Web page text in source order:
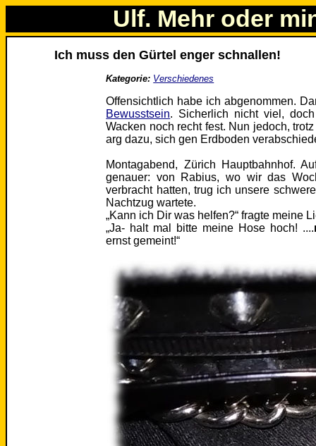
Ulf. Mehr oder
Ich muss den Gürtel enger schnallen!
Kategorie: Verschiedenes
Offensichtlich habe ich abgenommen.
Bewusstsein. Sicherlich nicht viel,
Wacken noch recht fest. Nun jedoch,
arg dazu, sich gen Erdboden
Montagabend, Zürich Hauptbahnhof.
genauer: von Rabius, wo wir das
verbracht hatten, trug ich unsere
Nachtzug wartete.
„Kann ich Dir was helfen?“ fragte meine
„Ja- halt mal bitte meine Hose hoch! ....
ernst gemeint!“